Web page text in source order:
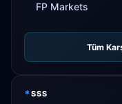
FP Markets
Tüm
*SSS